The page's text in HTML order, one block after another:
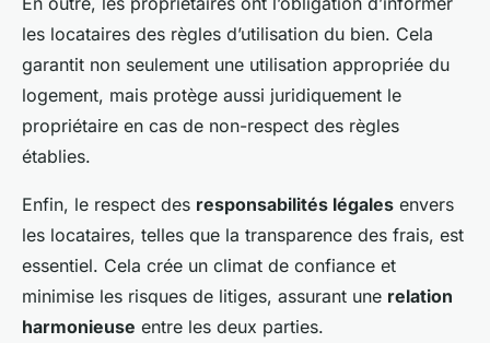
les locataires des règles d’utilisation du bien. Cela
garantit non seulement une utilisation appropriée du
logement, mais protège aussi juridiquement le
propriétaire en cas de non-respect des règles
établies.
Enfin, le respect des responsabilités légales envers
les locataires, telles que la transparence des frais, est
essentiel. Cela crée un climat de confiance et
minimise les risques de litiges, assurant une relation
harmonieuse entre les deux parties.